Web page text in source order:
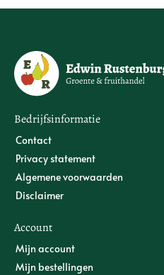
Bedrijfsinformatie
Contact
Privacy statement
Algemene voorwaarden
Disclaimer
Account
Mijn account
Mijn bestellingen